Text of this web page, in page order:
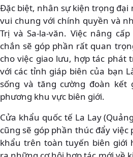
Đặc biệt, nhân sự kiện trọng đại
vui chung với chính quyền và
Trị và Sa-la-văn. Việc nâng
chắn sẽ góp phần rất quan
cho việc giao lưu, hợp tác phát
với các tỉnh giáp biên của bạn
sống và tăng cường đoàn kết
phương khu vực biên giới.
Cửa khẩu quốc tế La Lay
cũng sẽ góp phần thúc đẩy
khẩu trên toàn tuyến biên giới